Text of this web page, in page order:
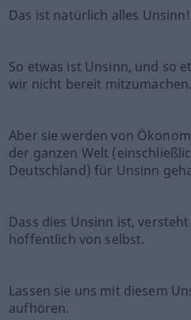
Das ist natürlich alles Unsinn!
So etwas ist Unsinn, und so
wir nicht bereit mitzumachen.
Aber sie werden von
der ganzen Welt
Deutschland) für Unsinn
Dass dies Unsinn ist,
hoffentlich von selbst.
Lassen sie uns mit diesem
aufhören.